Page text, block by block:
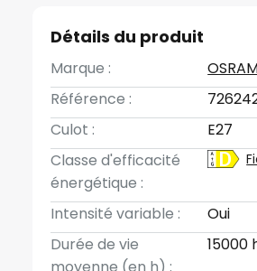
Détails du produit
Marque :
Référence :
Culot :
E27
Classe d'efficacité
énergétique :
Intensité variable :
Oui
Durée de vie
15000